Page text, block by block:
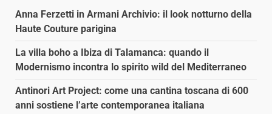
Anna Ferzetti in Armani Archivio: il look notturno della
Haute Couture parigina
La villa boho a Ibiza di Talamanca: quando il
Modernismo incontra lo spirito wild del Mediterraneo
Antinori Art Project: come una cantina toscana di 600
anni sostiene l’arte contemporanea italiana